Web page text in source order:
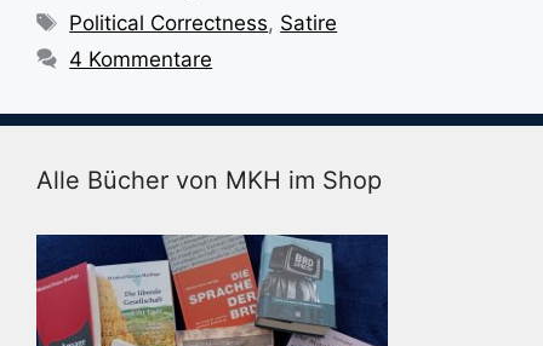
Schlagwörter
Political Correctness, Satire
4 Kommentare
Alle Bücher von MKH im Shop